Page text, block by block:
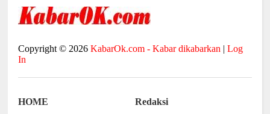
Copyright © 2026KabarOk.com - Kabar dikabarkan |Log
In
HOME Redaksi